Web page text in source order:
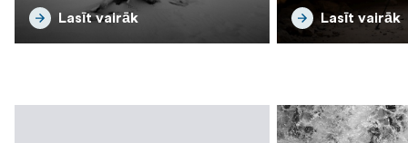
izšķirtspējas
Lasīt vairāk
tripodLasīt vairāk